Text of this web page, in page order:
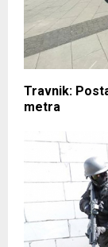
Travnik:
metra